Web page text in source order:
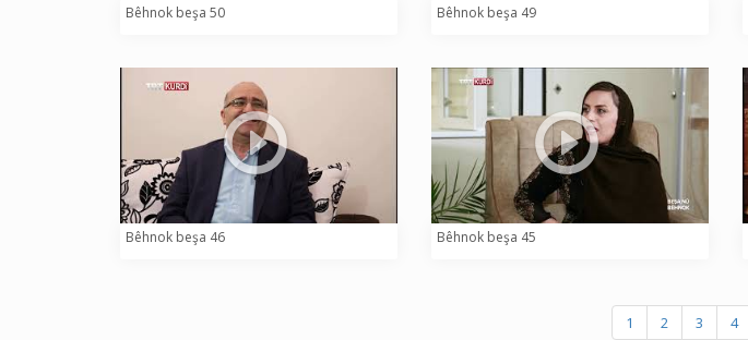
Bêhnok beşa 50 Bêhnok beşa 49
Bêhnok beşa 46 Bêhnok beşa 45
1 2 3 4